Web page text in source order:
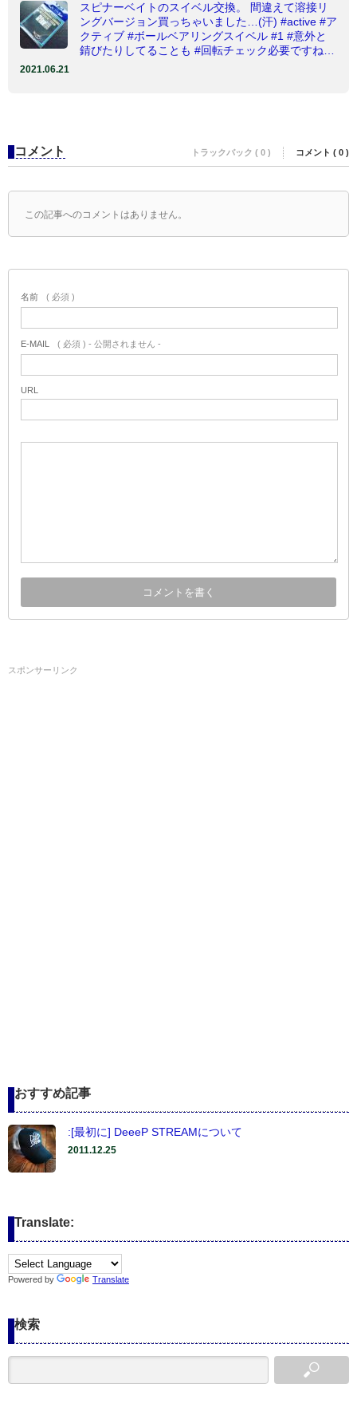
スピナーベイトのスイベル交換。 間違えて溶接リ
ングバージョン買っちゃいました…(汗) #active #ア
クティブ #ボールベアリングスイベル #1 #意外と
錆びたりしてることも #回転チェック必要ですね…
2021.06.21
コメント トラックバック ( 0 ) コメント ( 0 )
この記事へのコメントはありません。
名前 ( 必須 )
E-MAIL ( 必須 ) - 公開されません -
URL
スポンサーリンク
おすすめ記事
:[最初に] DeeeP STREAMについて
2011.12.25
Translate:
Powered by Translate
検索